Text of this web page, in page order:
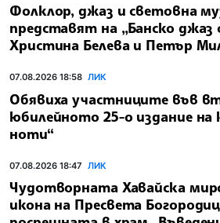
Фолклор, джаз и световна
представят на „Банско джаз
Христина Белева и Петър
07.08.2026 18:58 ЛИК
Обявиха участниците във
юбилейното 25-о издание на
ноти“
07.08.2026 18:47 ЛИК
Чудотворната Хавайска
икона на Пресвета